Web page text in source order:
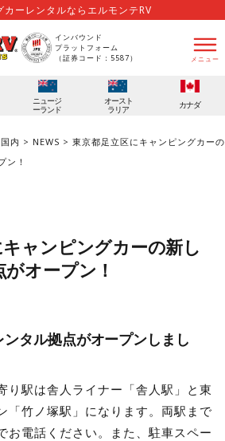
カーレンタルならエルモンテRV
インバウンド
プラットフォーム
（証券コード：5587）
メニュー
ニュージ
ーランド
オースト
ラリア
カナダ
内 > NEWS > 東京都足立区にキャンピングカーの
ン！
ャンピングカーの新し
オープン！
タル拠点がオープンしまし
り駅は舎人ライナー「舎人駅」と東
「竹ノ塚駅」になります。両駅まで
お電話ください。また、駐車スペー